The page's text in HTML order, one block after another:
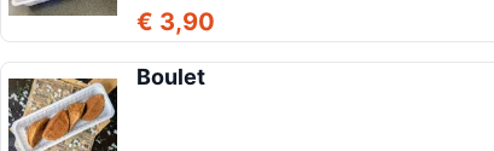
€ 3,90
Boulet